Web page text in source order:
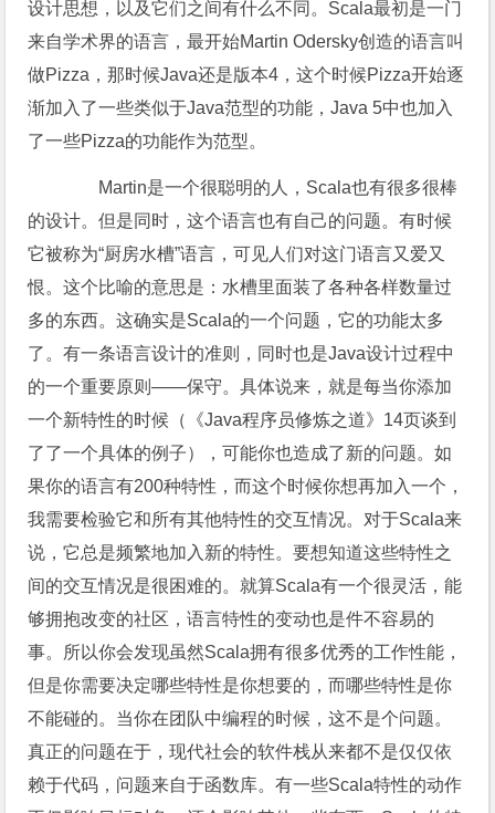
设计思想，以及它们之间有什么不同。Scala最初是一门
来自学术界的语言，最开始Martin Odersky创造的语言叫
做Pizza，那时候Java还是版本4，这个时候Pizza开始逐
渐加入了一些类似于Java范型的功能，Java 5中也加入
了一些Pizza的功能作为范型。
Martin是一个很聪明的人，Scala也有很多很棒
的设计。但是同时，这个语言也有自己的问题。有时候
它被称为“厨房水槽”语言，可见人们对这门语言又爱又
恨。这个比喻的意思是：水槽里面装了各种各样数量过
多的东西。这确实是Scala的一个问题，它的功能太多
了。有一条语言设计的准则，同时也是Java设计过程中
的一个重要原则——保守。具体说来，就是每当你添加
一个新特性的时候（《Java程序员修炼之道》14页谈到
了了一个具体的例子），可能你也造成了新的问题。如
果你的语言有200种特性，而这个时候你想再加入一个，
我需要检验它和所有其他特性的交互情况。对于Scala来
说，它总是频繁地加入新的特性。要想知道这些特性之
间的交互情况是很困难的。就算Scala有一个很灵活，能
够拥抱改变的社区，语言特性的变动也是件不容易的
事。所以你会发现虽然Scala拥有很多优秀的工作性能，
但是你需要决定哪些特性是你想要的，而哪些特性是你
不能碰的。当你在团队中编程的时候，这不是个问题。
真正的问题在于，现代社会的软件栈从来都不是仅仅依
赖于代码，问题来自于函数库。有一些Scala特性的动作